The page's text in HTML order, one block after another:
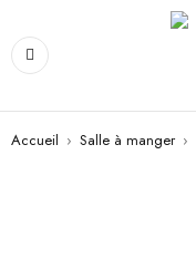
Accueil › Salle à manger ›